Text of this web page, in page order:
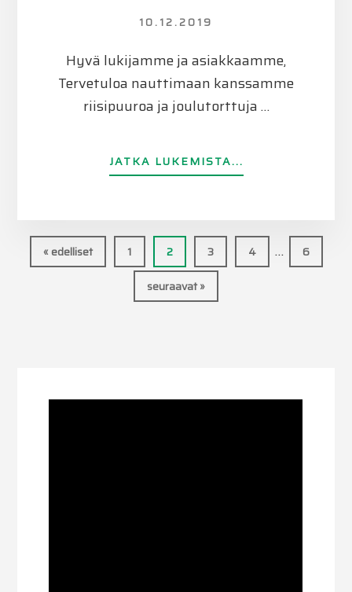
10.12.2019
Hyvä lukijamme ja asiakkaamme,
Tervetuloa nauttimaan kanssamme
riisipuuroa ja joulutorttuja …
JATKA LUKEMISTA...
JOULUPUUROLLE
10:30
ALKAEN
« edelliset Sivu
1 Sivu
2 Sivu
3 Sivu
4
Välisivut
jätetty
… Sivu
6
seuraavat »